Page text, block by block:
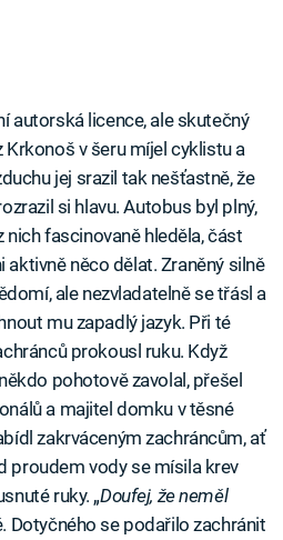
autorská licence, ale skutečný
v šeru míjel cyklistu a
jej srazil tak nešťastně, že
si hlavu. Autobus byl plný,
nich fascinovaně hleděla, část
aktivně něco dělat. Zraněný silně
ale nezvladatelně se třásl a
mu zapadlý jazyk. Při té
prokousl ruku. Když
pohotově zavolal, přešel
a majitel domku v těsné
zakrváceným zachráncům, ať
proudem vody se mísila krev
ruky. „Doufej, že neměl
Dotyčného se podařilo zachránit